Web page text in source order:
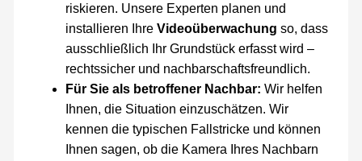
riskieren. Unsere Experten planen und
installieren Ihre Videoüberwachung so, dass
ausschließlich Ihr Grundstück erfasst wird –
rechtssicher und nachbarschaftsfreundlich.
Für Sie als betroffener Nachbar: Wir helfen
Ihnen, die Situation einzuschätzen. Wir
kennen die typischen Fallstricke und können
Ihnen sagen, ob die Kamera Ihres Nachbarn